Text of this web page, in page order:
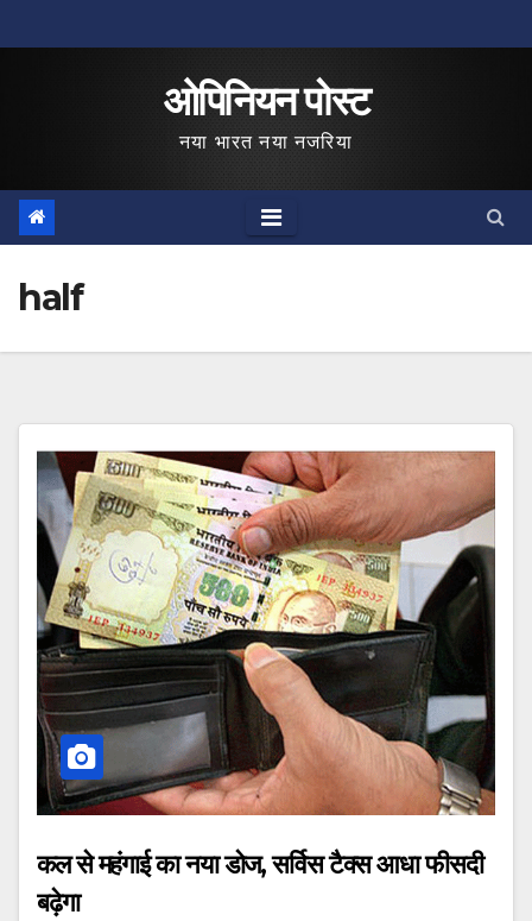
to
ओपिनियन पोस्ट
नया भारत नया नजरिया
half
कल से महंगाई का नया डोज, सर्विस टैक्स आधा फीसदी
बढ़ेगा